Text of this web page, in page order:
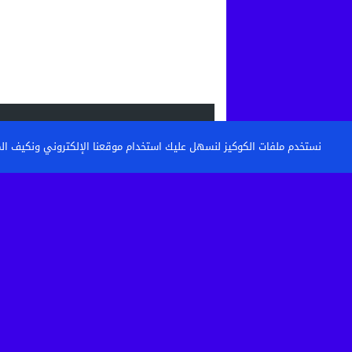
القنيطرة: تكوين حراس الأمن وأعوان
خطوة نحو مستشفى أكثر...
نستخدم ملفات الكوكيز لنسهل عليك استخدام موقعنا الإلكتروني ونكيف